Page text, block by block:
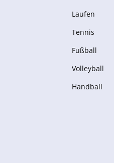
Laufen
Tennis
Fußball
Volleyball
Handball